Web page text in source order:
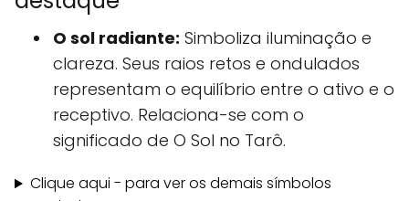
O sol radiante: Simboliza iluminação e
clareza. Seus raios retos e ondulados
representam o equilíbrio entre o ativo e o
receptivo. Relaciona-se com o
significado de O Sol no Tarô.
Clique aqui - para ver os demais símbolos